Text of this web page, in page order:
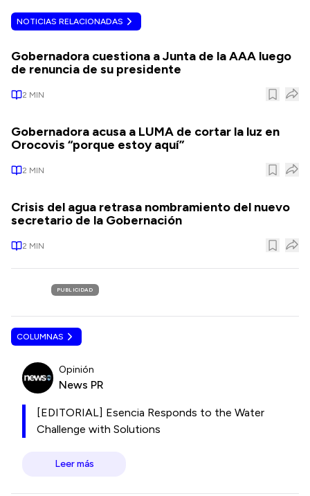
NOTICIAS RELACIONADAS
Gobernadora cuestiona a Junta de la AAA luego
de renuncia de su presidente
2 MIN
Gobernadora acusa a LUMA de cortar la luz en
Orocovis “porque estoy aquí”
2 MIN
Crisis del agua retrasa nombramiento del nuevo
secretario de la Gobernación
2 MIN
PUBLICIDAD
COLUMNAS
Opinión
News PR
[EDITORIAL] Esencia Responds to the Water
Challenge with Solutions
Leer más